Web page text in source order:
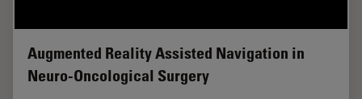
Augmented Reality Assisted Navigation in
Neuro-Oncological Surgery